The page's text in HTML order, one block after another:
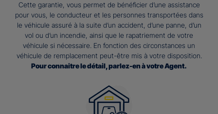
Cette garantie, vous permet de bénéficier d’une assistance
pour vous, le conducteur et les personnes transportées dans
le véhicule assuré à la suite d’un accident, d’une panne, d’un
vol ou d’un incendie, ainsi que le rapatriement de votre
véhicule si nécessaire. En fonction des circonstances un
véhicule de remplacement peut-être mis à votre disposition.
Pour connaitre le détail, parlez-en à votre Agent.